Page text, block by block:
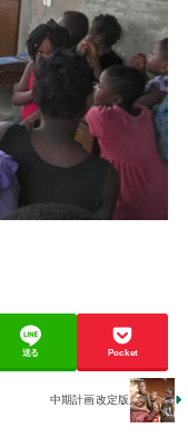
送る Pocket
中期計画改定版